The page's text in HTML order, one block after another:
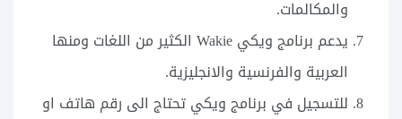
والمكالمات.
يدعم برنامج ويكي Wakie الكثير من اللغات ومنها
العربية والفرنسية والانجليزية.
للتسجيل في برنامج ويكي تحتاج الى رقم هاتف او